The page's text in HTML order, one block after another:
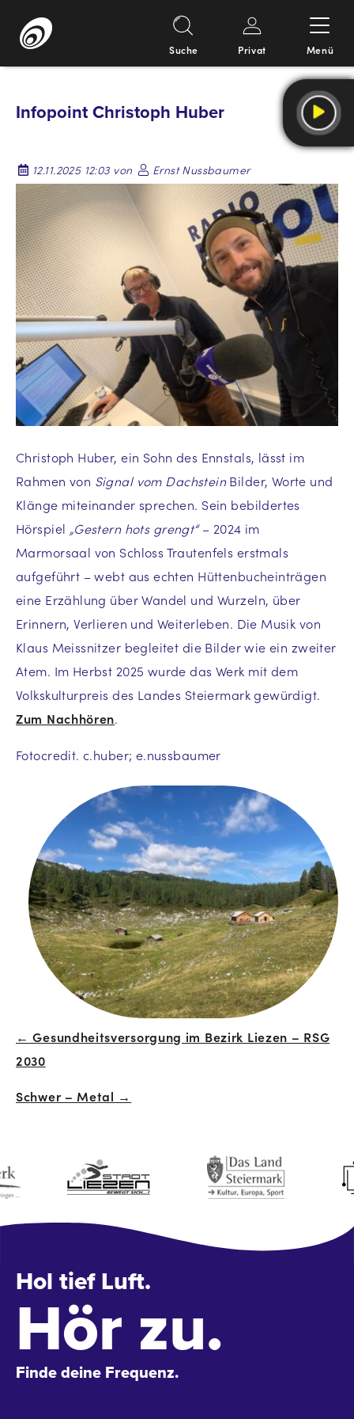
Inhalt
Suche Privat Menü
Infopoint Christoph Huber
12.11.2025 12:03 von Ernst Nussbaumer
Christoph Huber, ein Sohn des Ennstals, lässt im
Rahmen von Signal vom DachsteinBilder, Worte und
Klänge miteinander sprechen. Sein bebildertes
Hörspiel „Gestern hots grengt“– 2024 im
Marmorsaal von Schloss Trautenfels erstmals
aufgeführt – webt aus echten Hüttenbucheinträgen
eine Erzählung über Wandel und Wurzeln, über
Erinnern, Verlieren und Weiterleben. Die Musik von
Klaus Meissnitzer begleitet die Bilder wie ein zweiter
Atem. Im Herbst 2025 wurde das Werk mit dem
Volkskulturpreis des Landes Steiermark gewürdigt.
Zum Nachhören.
Fotocredit. c.huber; e.nussbaumer
Beitrags-
← Gesundheitsversorgung im Bezirk Liezen – RSG
2030
Schwer – Metal →
Hol tief Luft.
Hör zu.
Finde deine Frequenz.